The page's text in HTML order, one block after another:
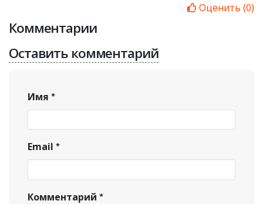
Оценить (0)
Комментарии
Оставить комментарий
Имя
Email
Комментарий